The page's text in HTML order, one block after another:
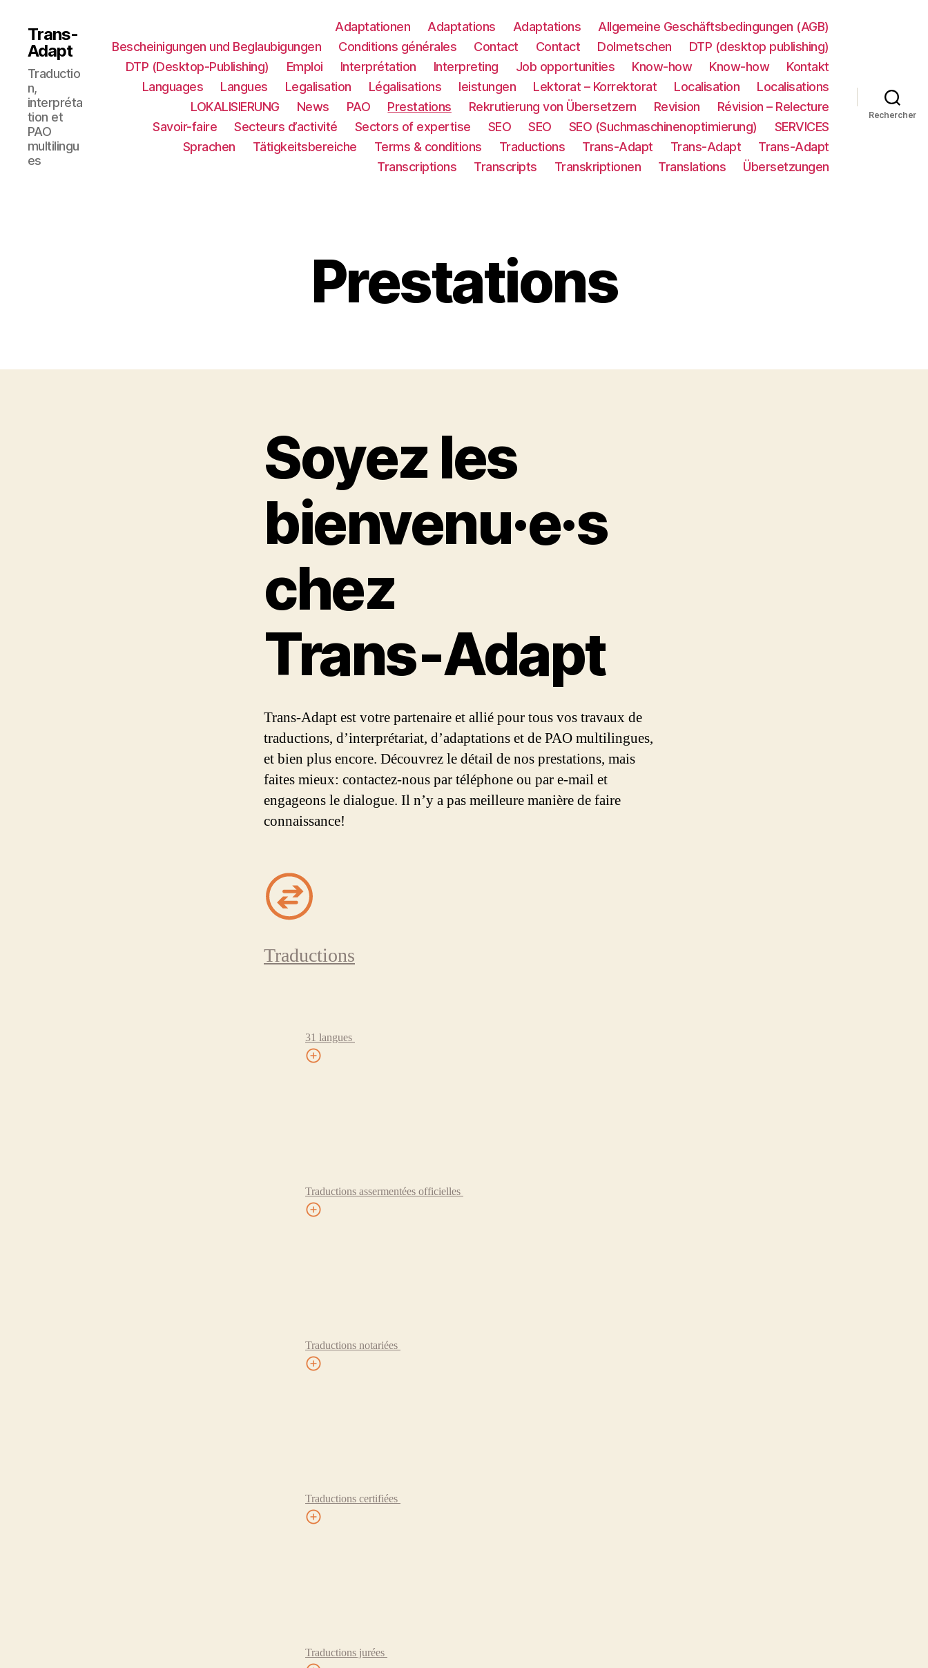
Trans-
Adapt
Traductio
n,
interpréta
tion et
PAO
multilingu
es
Adaptationen Adaptations Adaptations
Allgemeine Geschäftsbedingungen (AGB)
Bescheinigungen und Beglaubigungen
Conditions générales Contact Contact Dolmetschen
DTP (desktop publishing)
DTP (Desktop-Publishing)
Emploi Interprétation Interpreting Job opportunities Know-how Know-how
Kontakt
Languages
Langues Legalisation Légalisations leistungen Lektorat – Korrektorat Localisation
Localisations
LOKALISIERUNG​
News PAO Prestations Rekrutierung von Übersetzern Revision
Révision – Relecture
Savoir-faire
Secteurs d’activité Sectors of expertise SEO SEO SEO (Suchmaschinenoptimierung)
SERVICES
Sprachen
Tätigkeitsbereiche Terms & conditions Traductions Trans-Adapt Trans-Adapt
Trans-Adapt
Transcriptions
Transcripts Transkriptionen Translations Übersetzungen
Rechercher
Prestations
Soyez les
bienvenu·e·s
chez
Trans‑Adapt
Trans-Adapt est votre partenaire et allié pour tous vos travaux de
traductions, d’interprétariat, d’adaptations et de PAO multilingues,
et bien plus encore. Découvrez le détail de nos prestations, mais
faites mieux: contactez-nous par téléphone ou par e-mail et
engageons le dialogue. Il n’y a pas meilleure manière de faire
connaissance!
Traductions
31 langues
Traductions assermentées officielles
Traductions notariées
Traductions certifiées
Traductions jurées